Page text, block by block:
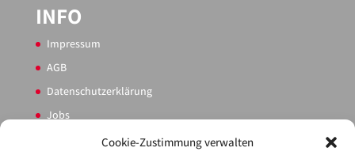
Cookie-Zustimmung verwalten
INFO
Impressum
AGB
Datenschutzerklärung
Jobs